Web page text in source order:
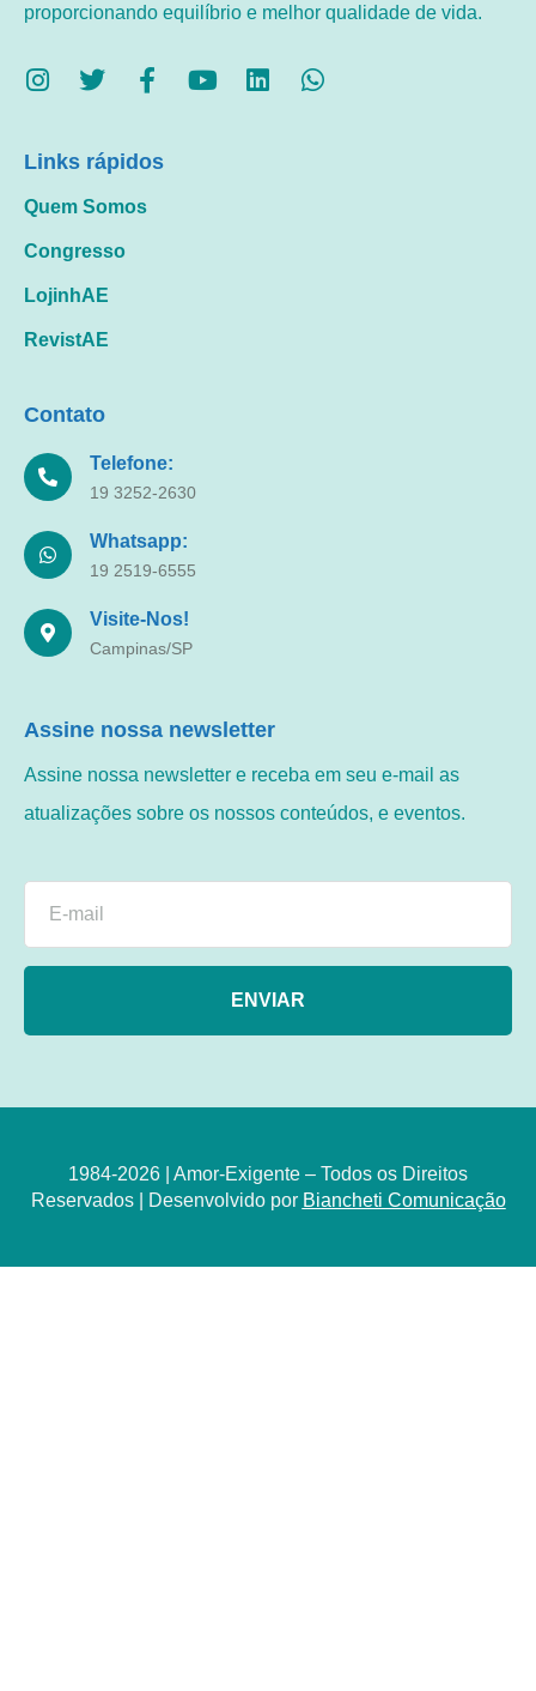
proporcionando equilíbrio e melhor qualidade de vida.
Links rápidos
Quem Somos
Congresso
LojinhAE
RevistAE
Contato
Telefone:
19 3252-2630
Whatsapp:
19 2519-6555
Visite-Nos!
Campinas/SP
Assine nossa newsletter
Assine nossa newsletter e receba em seu e-mail as
atualizações sobre os nossos conteúdos, e eventos.
ENVIAR
1984-2026 | Amor-Exigente – Todos os Direitos
Reservados | Desenvolvido por Biancheti Comunicação